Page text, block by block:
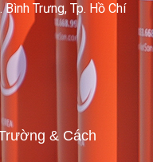
Trưng, Tp. Hồ Chí
& Cách